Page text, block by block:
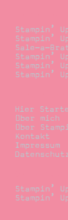
Stampin’
Stampin’
Sale-a-
Stampin’
Stampin’
Stampin’
Hier
Über mich
Über
Kontakt
Impressum
Stampin’
Stampin’